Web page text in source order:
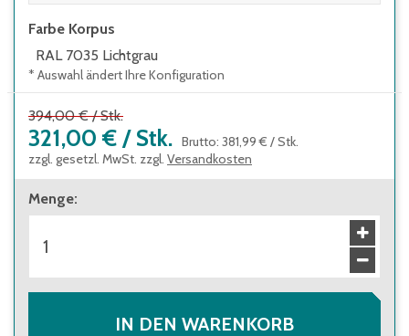
Farbe Korpus
RAL 7035 Lichtgrau
* Auswahl ändert Ihre Konfiguration
394,00 € /Stk.
321,00 € / Stk. Brutto: 381,99 € /Stk.
zzgl. gesetzl. MwSt. zzgl. Versandkosten
Menge:
IN DEN WARENKORB